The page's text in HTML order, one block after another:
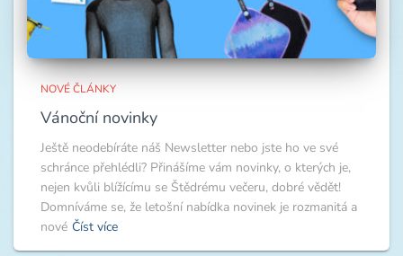
NOVÉ ČLÁNKY
Vánoční novinky
Ještě neodebíráte náš Newsletter nebo jste ho ve své
schránce přehlédli? Přinášíme vám novinky, o kterých je,
nejen kvůli blížícímu se Štědrému večeru, dobré vědět!
Domníváme se, že letošní nabídka novinek je rozmanitá a
nové Číst více